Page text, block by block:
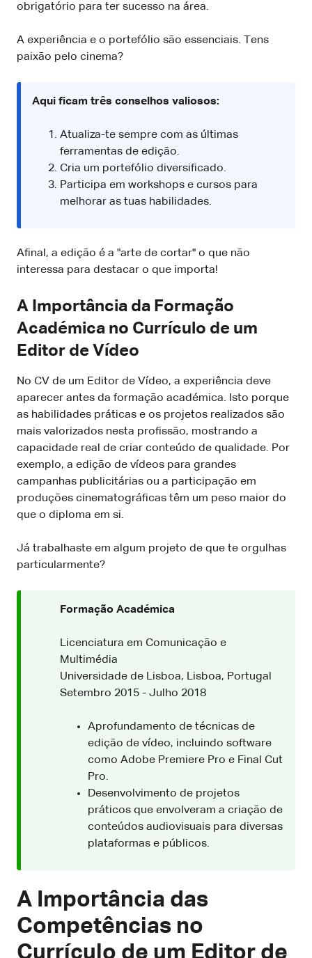
obrigatório para ter sucesso na área.
A experiência e o portefólio são essenciais. Tens
paixão pelo cinema?
Aqui ficam três conselhos valiosos:
Atualiza-te sempre com as últimas
ferramentas de edição.
Cria um portefólio diversificado.
Participa em workshops e cursos para
melhorar as tuas habilidades.
Afinal, a edição é a "arte de cortar" o que não
interessa para destacar o que importa!
A Importância da Formação
Académica no Currículo de um
Editor de Vídeo
No CV de um Editor de Vídeo, a experiência deve
aparecer antes da formação académica. Isto porque
as habilidades práticas e os projetos realizados são
mais valorizados nesta profissão, mostrando a
capacidade real de criar conteúdo de qualidade. Por
exemplo, a edição de vídeos para grandes
campanhas publicitárias ou a participação em
produções cinematográficas têm um peso maior do
que o diploma em si.
Já trabalhaste em algum projeto de que te orgulhas
particularmente?
Formação Académica
Licenciatura em Comunicação e
Multimédia
Universidade de Lisboa, Lisboa, Portugal
Setembro 2015 - Julho 2018
Aprofundamento de técnicas de
edição de vídeo, incluindo software
como Adobe Premiere Pro e Final Cut
Pro.
Desenvolvimento de projetos
práticos que envolveram a criação de
conteúdos audiovisuais para diversas
plataformas e públicos.
A Importância das
Competências no
Currículo de um Editor de